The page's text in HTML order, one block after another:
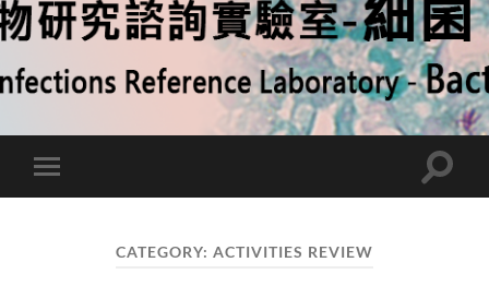
Toggle
mobile
Toggle
CATEGORY: ACTIVITIES REVIEW